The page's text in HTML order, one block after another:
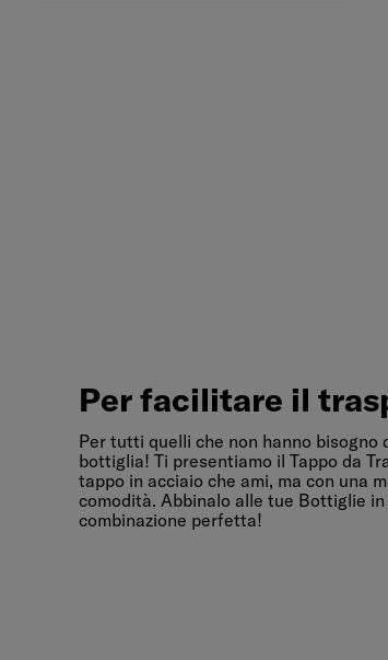
Perfacilitare il
Per facilitare il
Per tutti quelli che non hanno bisogno
bottiglia! Ti presentiamo il Tappo da
tappo in acciaio che ami, ma con una
comodità. Abbinalo alle tue Bottiglie
combinazione perfetta!